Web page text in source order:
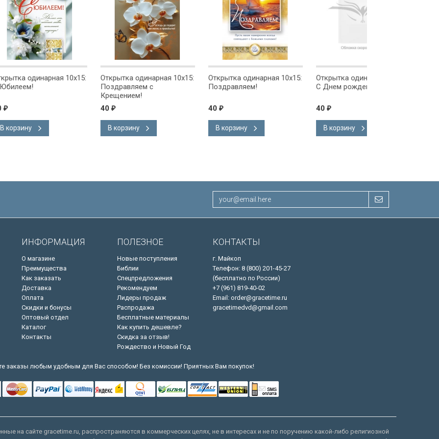
10x15:
Открытка одинарная 10x15:
Поздравляем с
Открытка одинарная 10x15:
Открытка одинарная 10x15:
С Днем рождения!
ИНФОРМАЦИЯ
О магазине
Преимущества
Как заказать
Доставка
Оплата
Скидки и бонусы
Оптовый отдел
Каталог
Контакты
ПОЛЕЗНОЕ
Новые поступления
Библии
Спецпредложения
Рекомендуем
Лидеры продаж
Распродажа
Бесплатные материалы
Как купить дешевле?
Скидка за отзыв!
Рождество и Новый Год
КОНТАКТЫ
г. Майкоп
Телефон: 8 (800) 201-45-27
(бесплатно по России)
+7 (961) 819-40-02
Email: order@gracetime.ru
gracetimedvd@gmail.com
заказы любым удобным для Вас способом! Без комиссии! Приятных Вам покупок!
на сайте gracetime.ru, распространяются в коммерческих целях, не в интересах и не по поручению какой-либо религиозной